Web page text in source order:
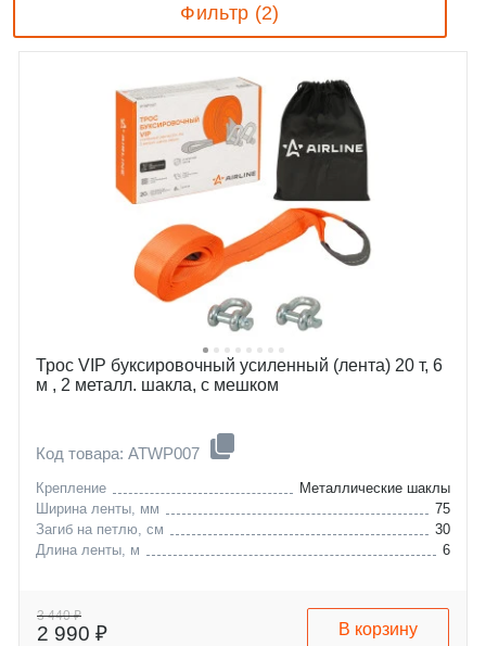
Фильтр (2)
Трос VIP буксировочный усиленный (лента) 20 т, 6
м , 2 металл. шакла, с мешком
Код товара: ATWP007
Крепление
Металлические шаклы
Ширина ленты, мм
75
Загиб на петлю, см
30
Длина ленты, м
6
3 440 ₽
2 990 ₽ В корзину